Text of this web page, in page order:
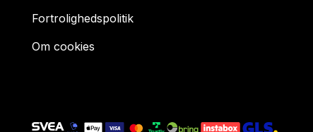
Fortrolighedspolitik
Om cookies